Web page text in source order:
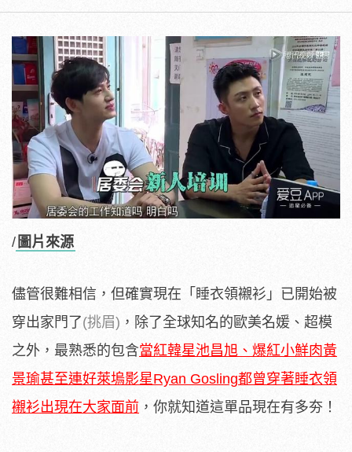
/ 圖片來源
儘管很難相信，但確實現在「睡衣領襯衫」已開始被
穿出家門了(挑眉) ，除了全球知名的歐美名媛、超模
之外，最熟悉的包含當紅韓星池昌旭、爆紅小鮮肉黃
景瑜甚至連好萊塢影星Ryan Gosling都曾穿著睡衣領
襯衫出現在大家面前 ，你就知道這單品現在有多夯！